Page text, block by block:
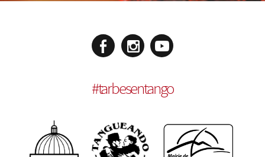
#tarbesentango